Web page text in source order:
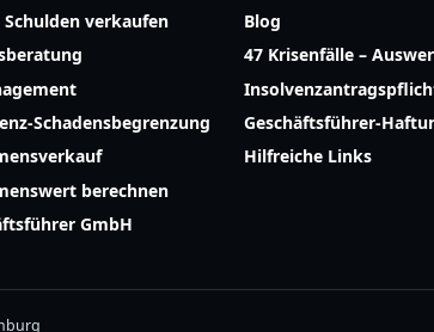
verkaufen
Schadensbegrenzung
berechnen
GmbH
Blog
47 Krisenfälle –
Geschäftsführer-
Hilfreiche Links